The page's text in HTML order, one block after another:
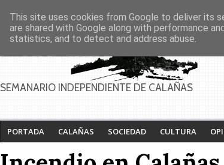
PAGINAS Inicio Contacto Anúnciate
SEMANARIO INDEPENDIENTE DE CALAÑAS
PORTADA CALAÑAS SOCIEDAD CULTURA
This site uses cookies from Google to deliver its
are shared with Google along with performance
statistics, and to detect and address abuse.